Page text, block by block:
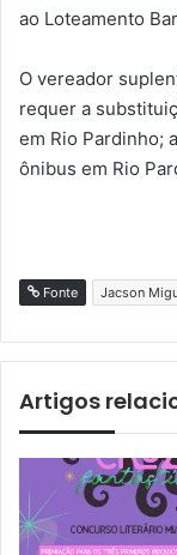
ao Loteamento
O vereador
requer a
em Rio Pardinho;
ônibus em Rio
Fonte Jacson
Artigos